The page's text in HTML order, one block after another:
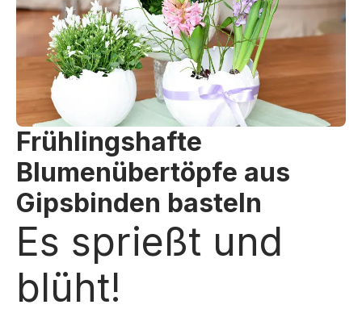
Frühlingshafte
Blumenübertöpfe aus
Gipsbinden basteln
Es sprießt und
blüht!